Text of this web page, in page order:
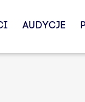
AUDYCJE